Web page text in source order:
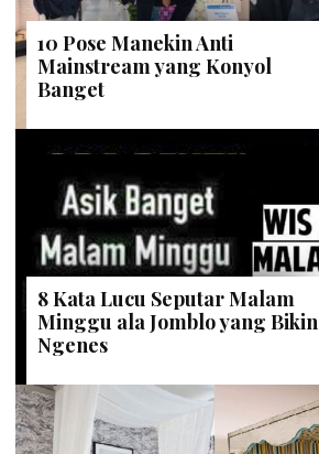
10 Pose Manekin Anti
Mainstream yang Konyol
Banget
8 Kata Lucu Seputar Malam
Minggu ala Jomblo yang Bikin
Ngenes